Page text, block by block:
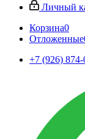
Личный
Корзина0
Отложенные
+7 (926)